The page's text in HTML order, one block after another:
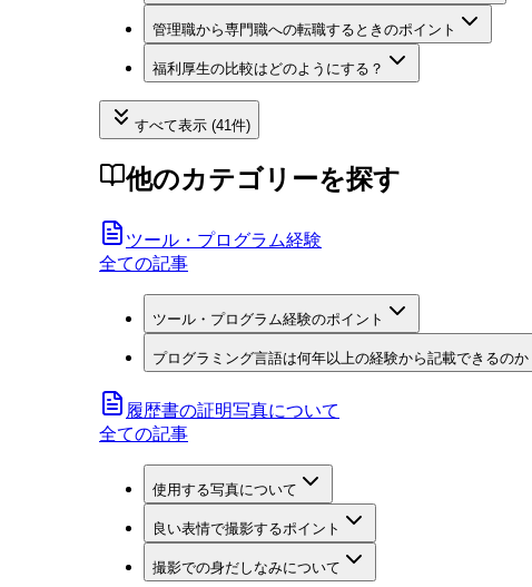
管理職から専門職への転職するときのポイント
福利厚生の比較はどのようにする？
すべて表示 (41件)
他のカテゴリーを探す
ツール・プログラム経験
全ての記事
ツール・プログラム経験のポイント
プログラミング言語は何年以上の経験から記載できるのか
履歴書の証明写真について
全ての記事
使用する写真について
良い表情で撮影するポイント
撮影での身だしなみについて